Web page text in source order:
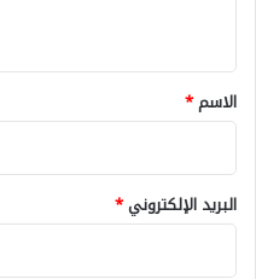
*
الاسم*
البريد الإلكتروني*